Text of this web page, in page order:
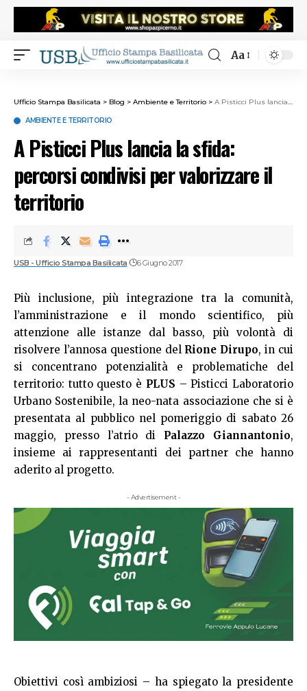
Aa
Ufficio Stampa Basilicata > Blog > Ambiente e Territorio > A Pisticci Plus lancia la sfida: percorsi condivisi per valorizzare il territorio
AMBIENTE E TERRITORIO
A Pisticci Plus lancia la sfida:
percorsi condivisi per valorizzare il
territorio
USB - Ufficio Stampa Basilicata 6 Giugno 2017
Più inclusione, più integrazione tra la comunità,
l’amministrazione e il mondo scientifico, più
attenzione alle istanze dal basso, più volontà di
risolvere l’annosa questione del Rione Dirupo, in cui
si concentrano potenzialità e problematiche del
territorio: tutto questo è PLUS – Pisticci Laboratorio
Urbano Sostenibile, la neo-nata associazione che si è
presentata al pubblico nel pomeriggio di sabato 26
maggio, presso l’atrio di Palazzo Giannantonio,
insieme ai rappresentanti dei partner che hanno
aderito al progetto.
- Advertisement -
Obiettivi così ambiziosi – ha spiegato la presidente